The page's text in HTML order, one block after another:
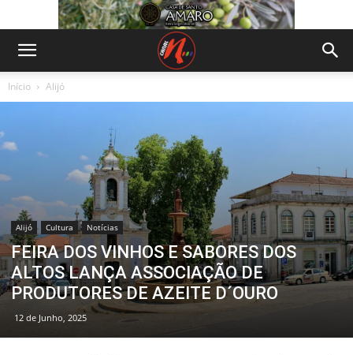
Início Alijó
Alijó Cultura Notícias
FEIRA DOS VINHOS E SABORES DOS
ALTOS LANÇA ASSOCIAÇÃO DE
PRODUTORES DE AZEITE D´OURO
12 de Junho, 2025